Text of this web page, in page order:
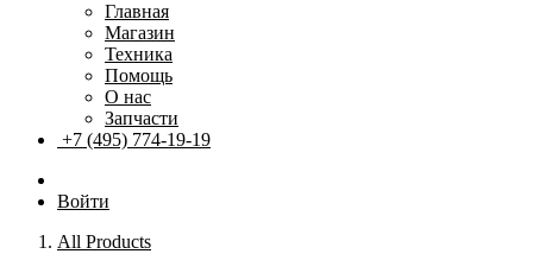
Главная
Магазин
Техника
Помощь
О нас
Запчасти
+7 (495) 774-19-19
Войти
All Products